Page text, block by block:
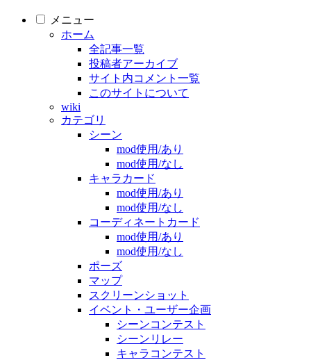
メニュー
ホーム
全記事一覧
投稿者アーカイブ
サイト内コメント一覧
このサイトについて
wiki
カテゴリ
シーン
mod使用/あり
mod使用/なし
キャラカード
mod使用/あり
mod使用/なし
コーディネートカード
mod使用/あり
mod使用/なし
ポーズ
マップ
スクリーンショット
イベント・ユーザー企画
シーンコンテスト
シーンリレー
キャラコンテスト